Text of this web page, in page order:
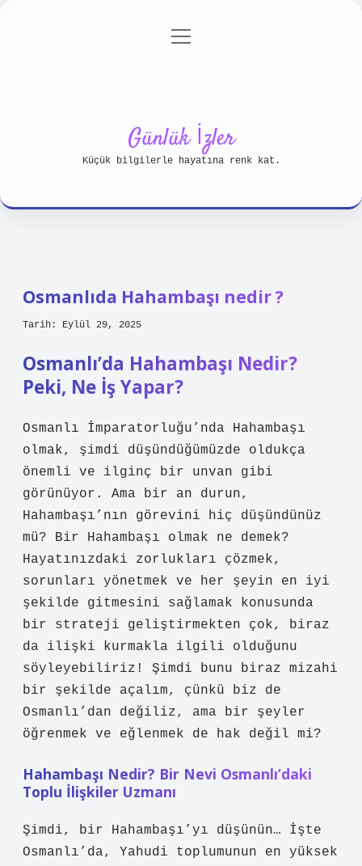
Gizlilik Politikası
menüyü
Günlük İzler
Küçük bilgilerle hayatına renk kat.
Osmanlıda Hahambaşı nedir ?
Tarih: Eylül 29, 2025
Osmanlı’da Hahambaşı Nedir?
Peki, Ne İş Yapar?
Osmanlı İmparatorluğu’nda Hahambaşı
olmak, şimdi düşündüğümüzde oldukça
önemli ve ilginç bir unvan gibi
görünüyor. Ama bir an durun,
Hahambaşı’nın görevini hiç düşündünüz
mü? Bir Hahambaşı olmak ne demek?
Hayatınızdaki zorlukları çözmek,
sorunları yönetmek ve her şeyin en iyi
şekilde gitmesini sağlamak konusunda
bir strateji geliştirmekten çok, biraz
da ilişki kurmakla ilgili olduğunu
söyleyebiliriz! Şimdi bunu biraz mizahi
bir şekilde açalım, çünkü biz de
Osmanlı’dan değiliz, ama bir şeyler
öğrenmek ve eğlenmek de hak değil mi?
Hahambaşı Nedir? Bir Nevi Osmanlı’daki
Toplu İlişkiler Uzmanı
Şimdi, bir Hahambaşı’yı düşünün… İşte
Osmanlı’da, Yahudi toplumunun en yüksek